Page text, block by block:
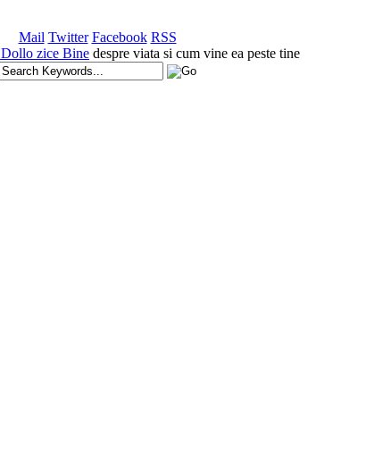
Mail Twitter Facebook RSS
Dollo zice Bine despre viata si cum vine ea peste tine